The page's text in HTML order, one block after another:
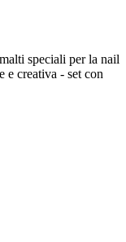
speciali per la nail
e creativa - set con